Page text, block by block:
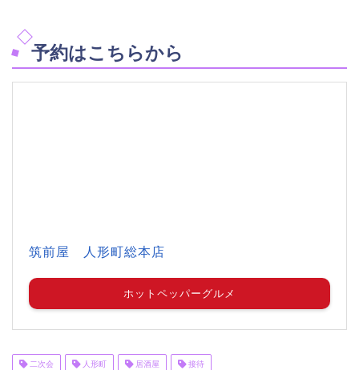
予約はこちらから
筑前屋 人形町総本店
ホットペッパーグルメ
二次会 人形町 居酒屋 接待